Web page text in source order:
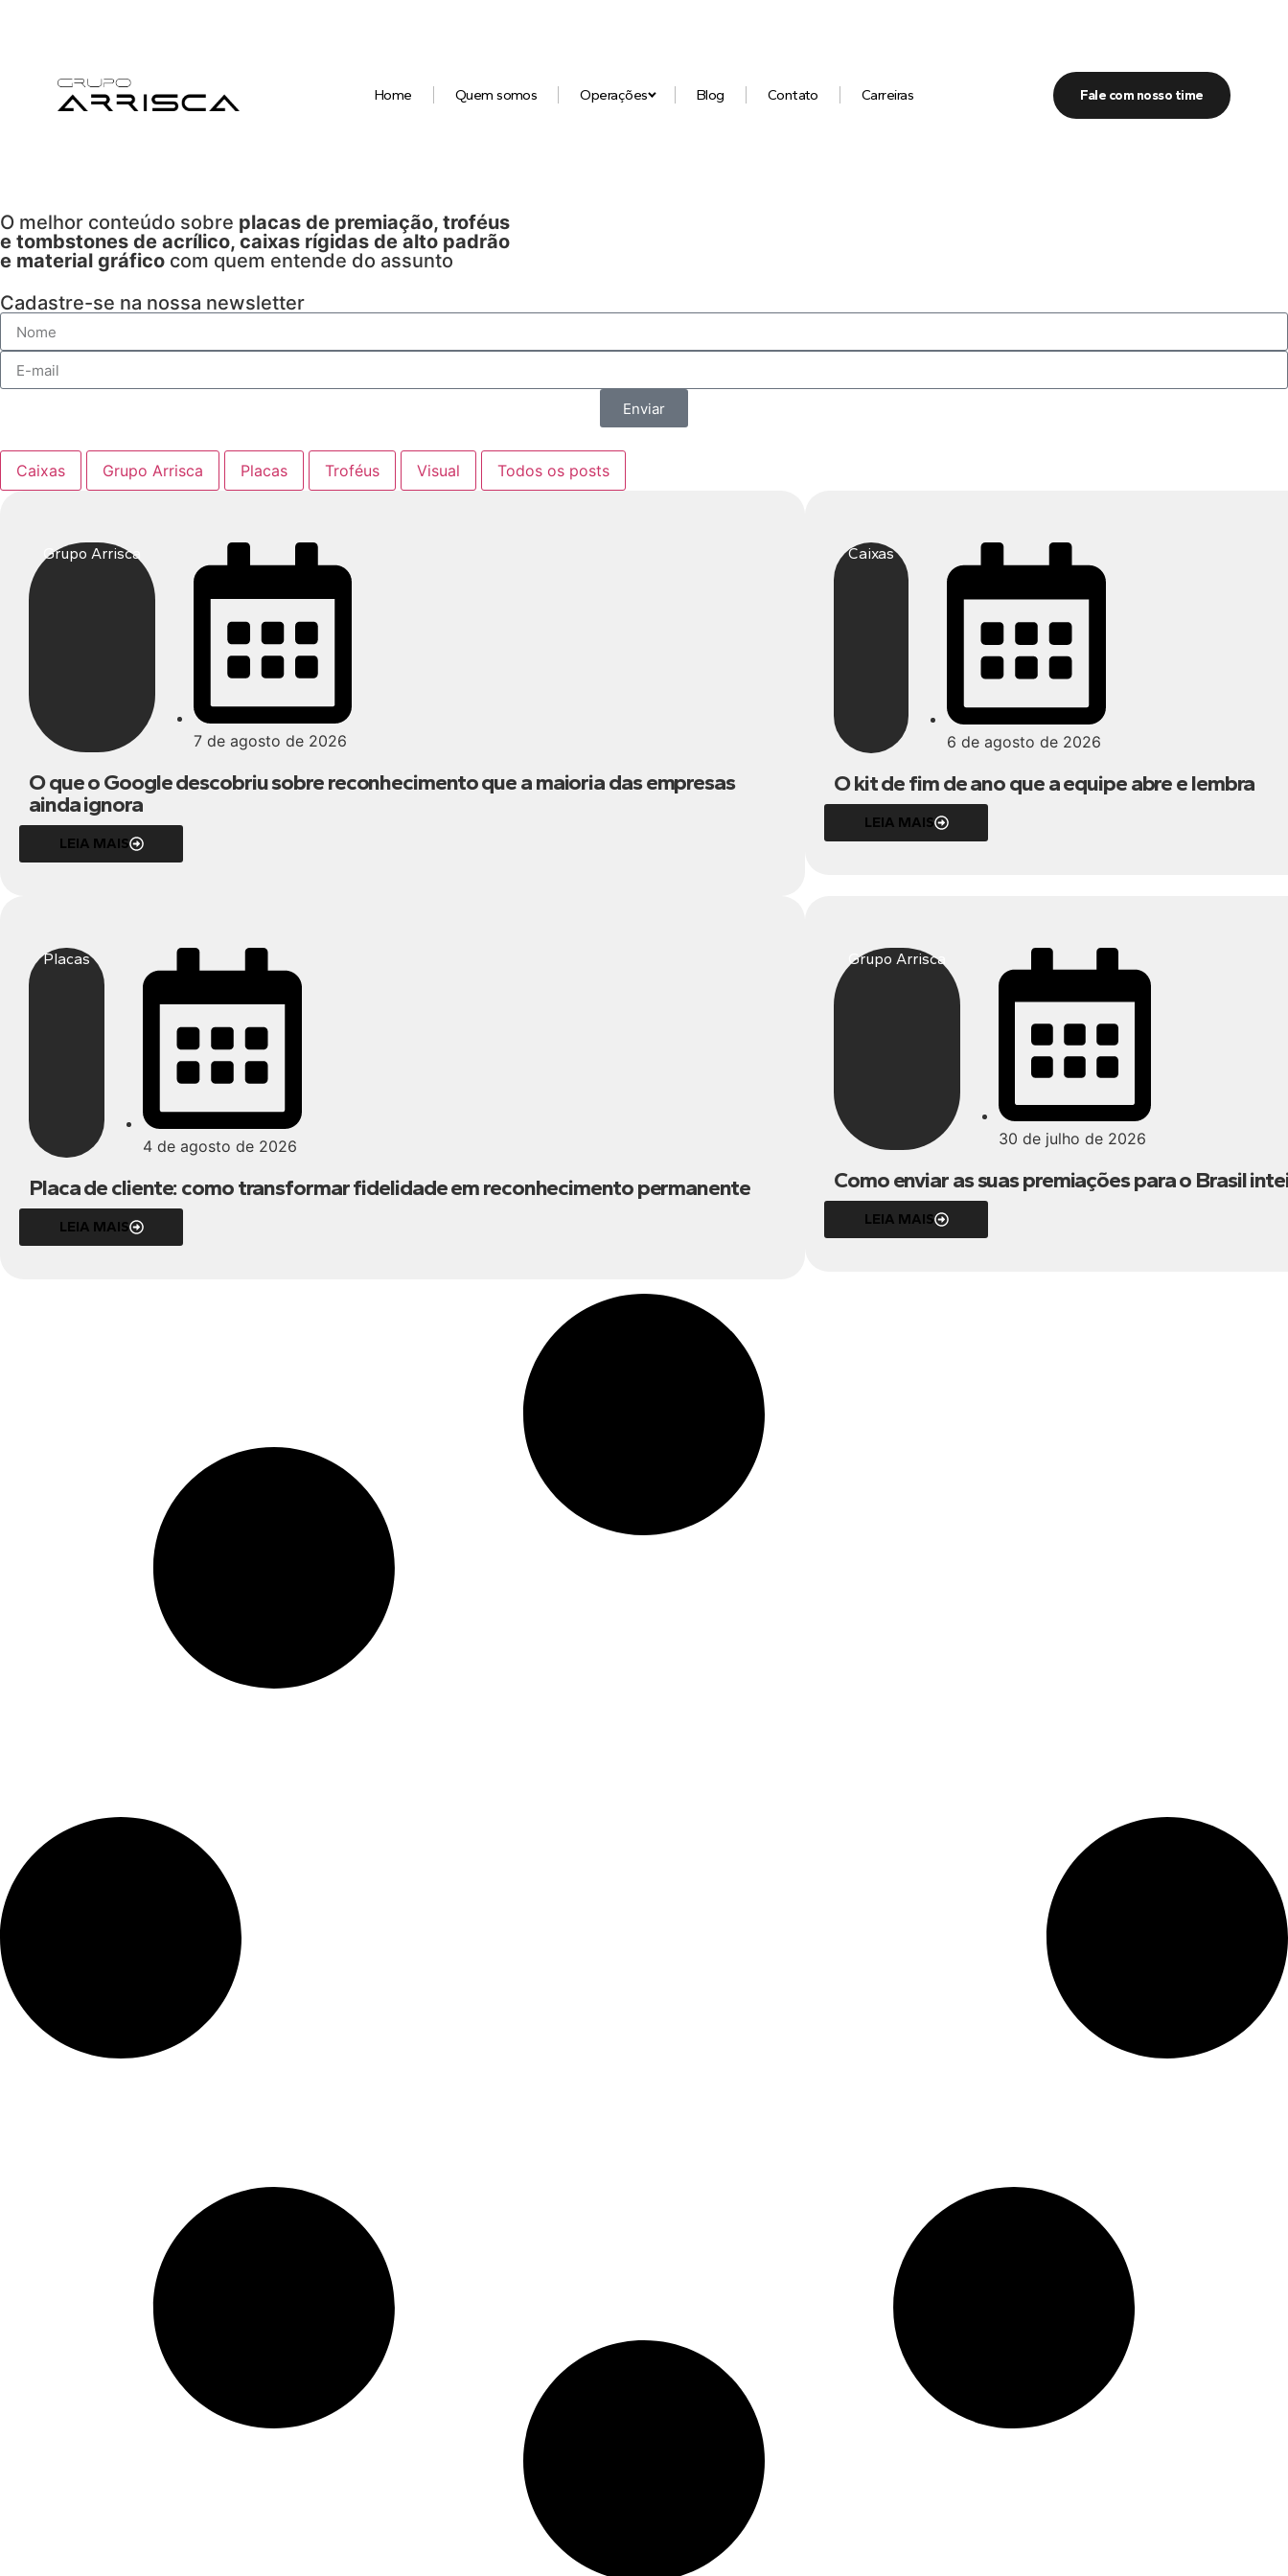
Home Quem somos Operações Blog Contato Carreiras Fale com nosso time
O melhor conteúdo sobre placas de premiação, troféus
e tombstones de acrílico, caixas rígidas de alto padrão
e material gráfico com quem entende do assunto
Cadastre-se na nossa newsletter
Enviar
Caixas Grupo Arrisca Placas Troféus Visual Todos os posts
Grupo Arrisca
7 de agosto de 2026
O que o Google descobriu sobre reconhecimento que a maioria das empresas
ainda ignora
LEIA MAIS
Caixas
6 de agosto de 2026
O kit de fim de ano que a equipe abre e lembra
LEIA MAIS
Placas
4 de agosto de 2026
Placa de cliente: como transformar fidelidade em reconhecimento permanente
LEIA MAIS
Grupo Arrisca
30 de julho de 2026
Como enviar as suas premiações para o Brasil
LEIA MAIS